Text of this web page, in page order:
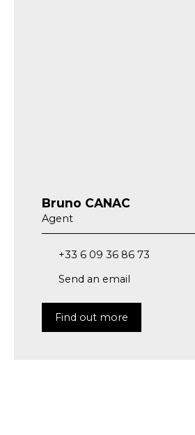
Bruno CANAC
Agent
+33 6 09 36 86 73
Send an email
Find out more